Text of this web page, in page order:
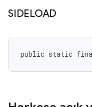
SIDELOAD
public static